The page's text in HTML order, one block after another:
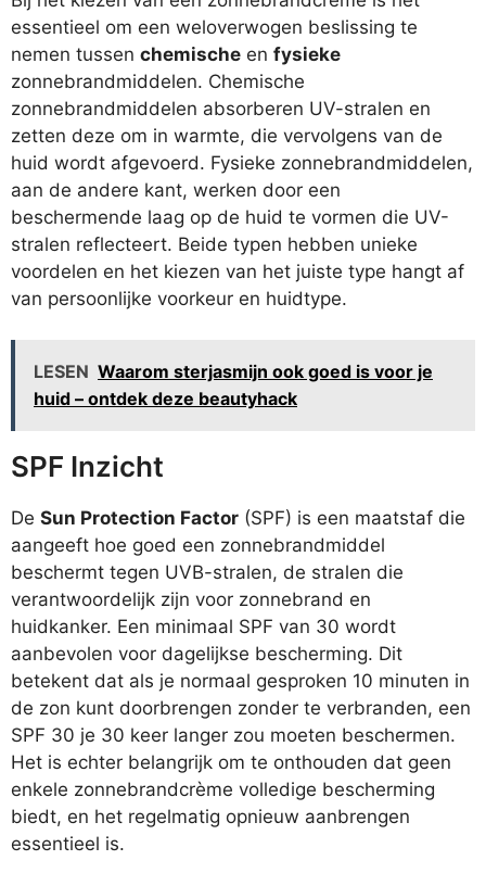
essentieel om een weloverwogen beslissing te
nemen tussen chemische en fysieke
zonnebrandmiddelen. Chemische
zonnebrandmiddelen absorberen UV-stralen en
zetten deze om in warmte, die vervolgens van de
huid wordt afgevoerd. Fysieke zonnebrandmiddelen,
aan de andere kant, werken door een
beschermende laag op de huid te vormen die UV-
stralen reflecteert. Beide typen hebben unieke
voordelen en het kiezen van het juiste type hangt af
van persoonlijke voorkeur en huidtype.
LESEN Waarom sterjasmijn ook goed is voor je
huid – ontdek deze beautyhack
SPF Inzicht
De Sun Protection Factor (SPF) is een maatstaf die
aangeeft hoe goed een zonnebrandmiddel
beschermt tegen UVB-stralen, de stralen die
verantwoordelijk zijn voor zonnebrand en
huidkanker. Een minimaal SPF van 30 wordt
aanbevolen voor dagelijkse bescherming. Dit
betekent dat als je normaal gesproken 10 minuten in
de zon kunt doorbrengen zonder te verbranden, een
SPF 30 je 30 keer langer zou moeten beschermen.
Het is echter belangrijk om te onthouden dat geen
enkele zonnebrandcrème volledige bescherming
biedt, en het regelmatig opnieuw aanbrengen
essentieel is.